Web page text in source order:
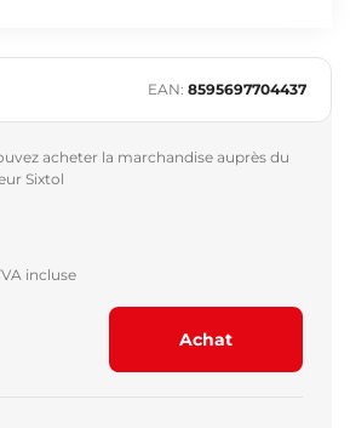
EAN: 8595697704437
acheter la marchandise auprès du
Sixtol
incluse
Achat